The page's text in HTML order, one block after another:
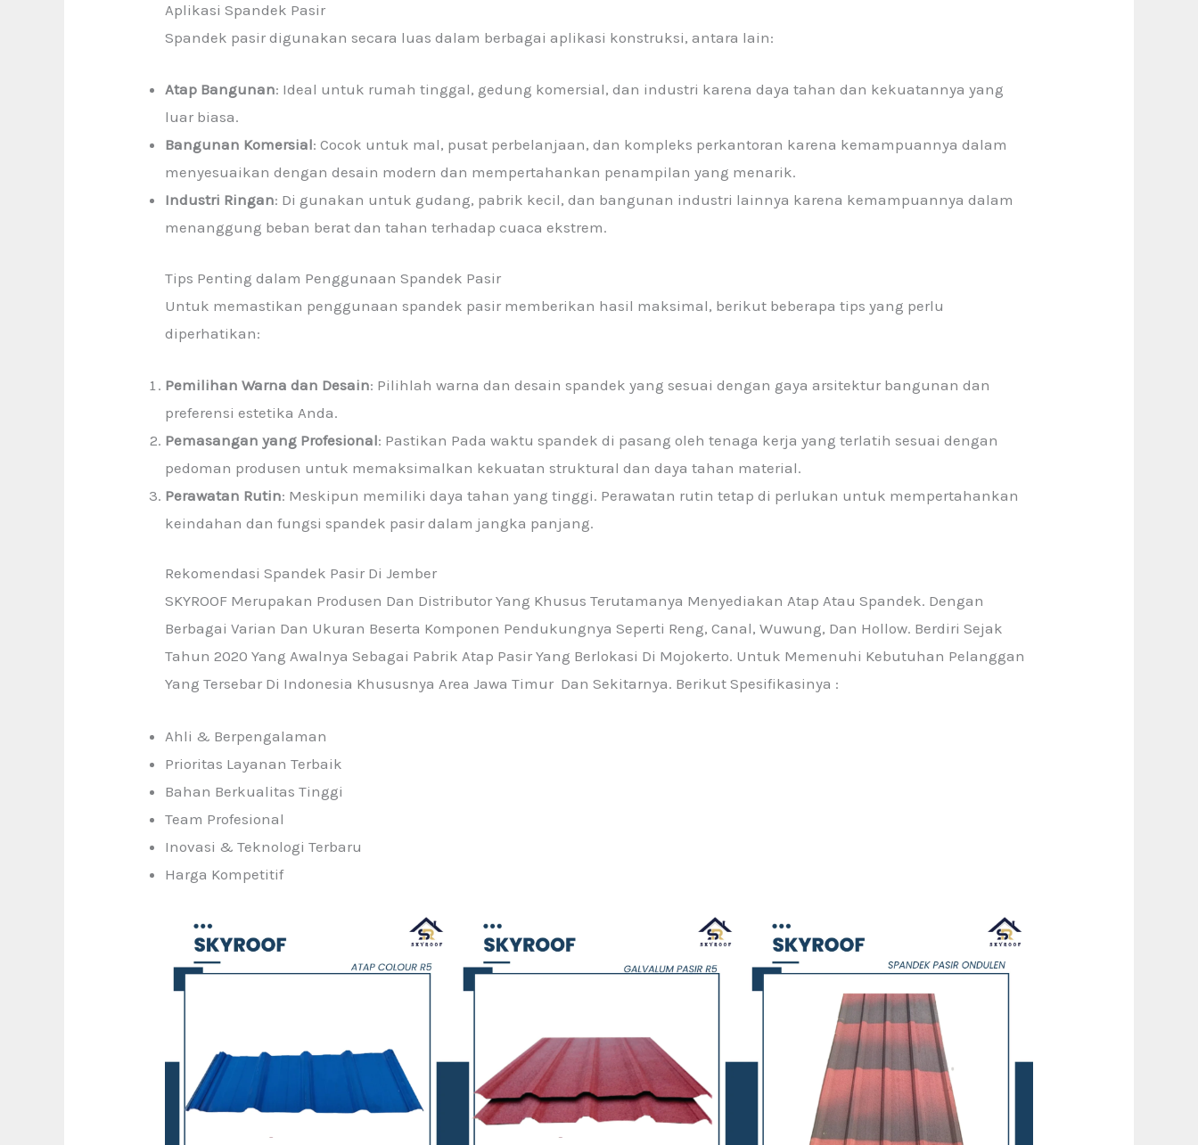
Aplikasi Spandek Pasir
Spandek pasir digunakan secara luas dalam berbagai aplikasi konstruksi, antara lain:
Atap Bangunan: Ideal untuk rumah tinggal, gedung komersial, dan industri karena daya tahan dan kekuatannya yang
luar biasa.
Bangunan Komersial: Cocok untuk mal, pusat perbelanjaan, dan kompleks perkantoran karena kemampuannya dalam
menyesuaikan dengan desain modern dan mempertahankan penampilan yang menarik.
Industri Ringan: Di gunakan untuk gudang, pabrik kecil, dan bangunan industri lainnya karena kemampuannya dalam
menanggung beban berat dan tahan terhadap cuaca ekstrem.
Tips Penting dalam Penggunaan Spandek Pasir
Untuk memastikan penggunaan spandek pasir memberikan hasil maksimal, berikut beberapa tips yang perlu
diperhatikan:
Pemilihan Warna dan Desain: Pilihlah warna dan desain spandek yang sesuai dengan gaya arsitektur bangunan dan
preferensi estetika Anda.
Pemasangan yang Profesional: Pastikan Pada waktu spandek di pasang oleh tenaga kerja yang terlatih sesuai dengan
pedoman produsen untuk memaksimalkan kekuatan struktural dan daya tahan material.
Perawatan Rutin: Meskipun memiliki daya tahan yang tinggi. Perawatan rutin tetap di perlukan untuk mempertahankan
keindahan dan fungsi spandek pasir dalam jangka panjang.
Rekomendasi Spandek Pasir Di Jember
SKYROOF Merupakan Produsen Dan Distributor Yang Khusus Terutamanya Menyediakan Atap Atau Spandek. Dengan
Berbagai Varian Dan Ukuran Beserta Komponen Pendukungnya Seperti Reng, Canal, Wuwung, Dan Hollow. Berdiri Sejak
Tahun 2020 Yang Awalnya Sebagai Pabrik Atap Pasir Yang Berlokasi Di Mojokerto. Untuk Memenuhi Kebutuhan Pelanggan
Yang Tersebar Di Indonesia Khususnya Area Jawa Timur Dan Sekitarnya. Berikut Spesifikasinya :
Ahli & Berpengalaman
Prioritas Layanan Terbaik
Bahan Berkualitas Tinggi
Team Profesional
Inovasi & Teknologi Terbaru
Harga Kompetitif